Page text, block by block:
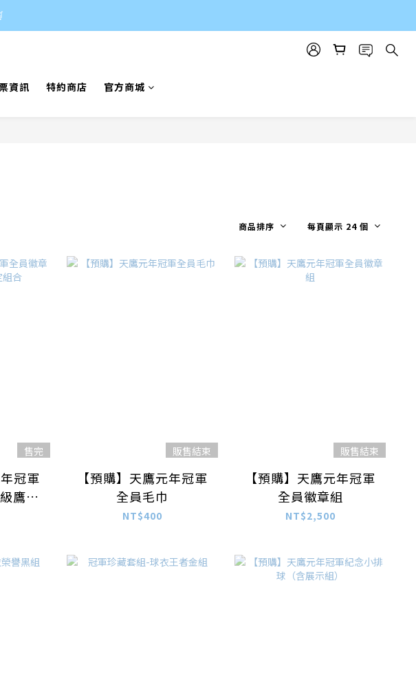
資訊 特約商店 官方商城
商品排序 每頁顯示 24 個
售完
冠軍
鷹雄
販售結束
【預購】天鷹元年冠軍
全員毛巾
NT$400
販售結束
【預購】天鷹元年冠軍
全員徽章組
NT$2,500